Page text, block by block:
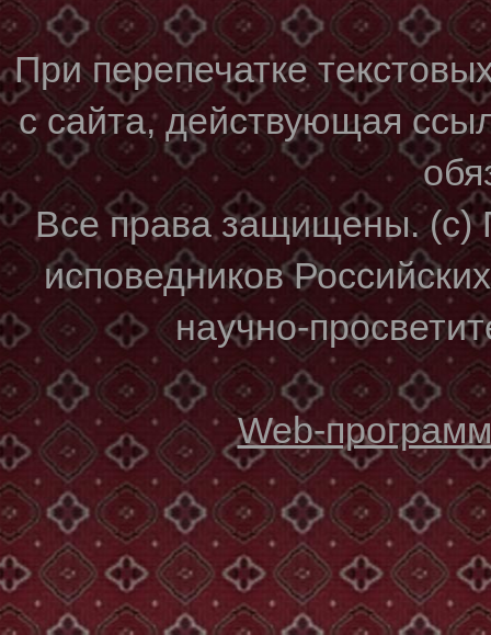
При перепечатке
с сайта, действующая
Все права защищены. (с)
исповедников
научно-
Web-